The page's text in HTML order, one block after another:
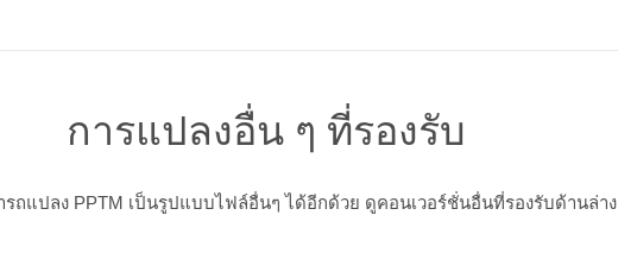
การแปลงอื่น ๆ ที่รองรับ
ถแปลง PPTM เป็นรูปแบบไฟล์อื่นๆ ได้อีกด้วย ดูคอนเวอร์ชั่นอื่นที่รองรับด้านล่าง